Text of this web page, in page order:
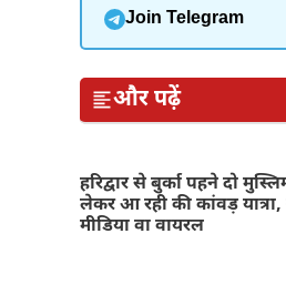
Join Telegram
और पढ़ें
हरिद्वार से बुर्का पहने दो
लेकर आ रही की कांवड़
मीडिया वा वायरल